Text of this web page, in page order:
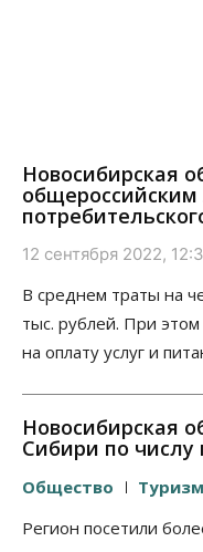
Новосибирская
12 сентября 2022,
В среднем траты на
тыс. рублей. При
на оплату услуг и
Новосибирская
Сибири по числу
Общество Туризм
Регион посетили